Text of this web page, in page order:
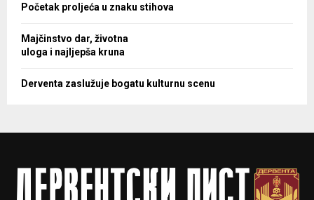
Početak proljeća u znaku stihova
Majčinstvo dar, životna
uloga i najljepša kruna
Derventa zaslužuje bogatu kulturnu scenu